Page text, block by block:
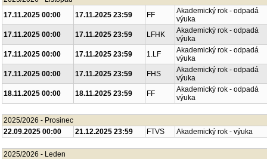
17.11.2025 00:00
17.11.2025 23:59 FF
Akademický rok - odpadá
výuka
17.11.2025 00:00
17.11.2025 23:59 LFHK
Akademický rok - odpadá
výuka
17.11.2025 00:00
17.11.2025 23:59 1.LF
Akademický rok - odpadá
výuka
17.11.2025 00:00
17.11.2025 23:59 FHS
Akademický rok - odpadá
výuka
18.11.2025 00:00
18.11.2025 23:59 FF
Akademický rok - odpadá
výuka
2025/2026 - Prosinec
22.09.2025 00:00
21.12.2025 23:59 FTVS Akademický rok - výuka
2025/2026 - Leden